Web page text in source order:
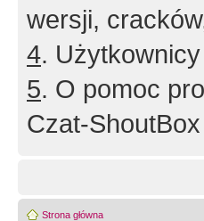
wersji,
4.
5. O pomoc
Czat-
Strona główna